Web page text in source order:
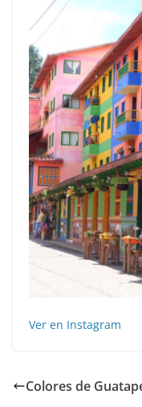
Ver en Instagram
Colores de